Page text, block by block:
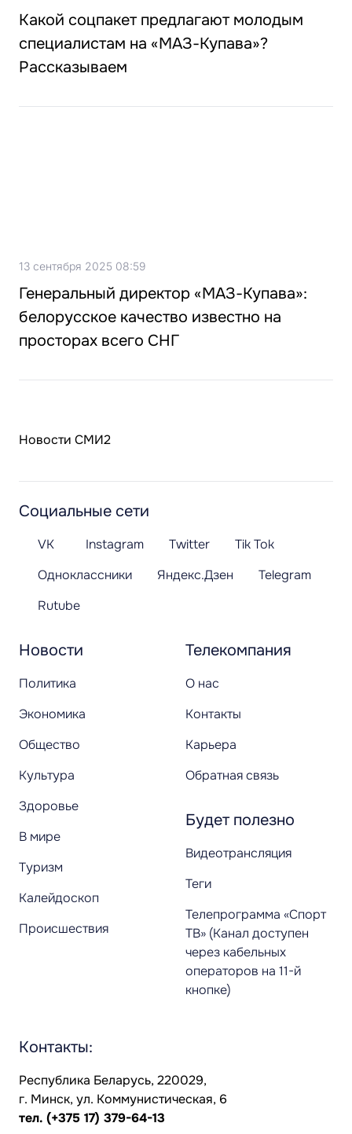
Какой соцпакет предлагают молодым
специалистам на «МАЗ-Купава»?
Рассказываем
13 сентября 2025 08:59
Генеральный директор «МАЗ-Купава»:
белорусское качество известно на
просторах всего СНГ
Новости СМИ2
Новости
Политика
Экономика
Общество
Культура
Здоровье
В мире
Туризм
Калейдоскоп
Происшествия
Телекомпания
О нас
Контакты
Карьера
Обратная связь
Будет полезно
Видеотрансляция
Теги
Телепрограмма «Спорт
ТВ» (Канал доступен
через кабельных
операторов на 11-й
кнопке)
Социальные сети
VK Instagram Twitter
Tik Tok
Одноклассники
Яндекс.Дзен
Telegram
Rutube
Контакты:
Республика Беларусь, 220029,
г. Минск, ул. Коммунистическая, 6
тел. (+375 17) 379-64-13